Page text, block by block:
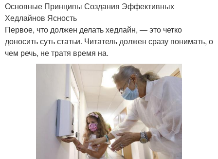
Основные Принципы Создания Эффективных
Хедлайнов Ясность
Первое, что должен делать хедлайн, — это четко
доносить суть статьи. Читатель должен сразу понимать, о
чем речь, не тратя время на.